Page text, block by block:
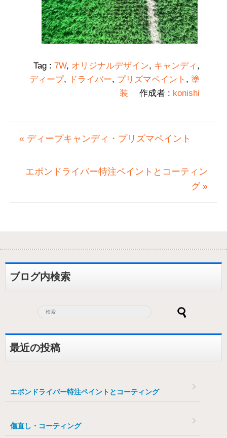
Tag : 7W, オリジナルデザイン, キャンディ ,
ディープ, ドライバー, プリズマペイント , 塗
装
作成者 : konishi
« ディープキャンディ・プリズマペイント
エポンドライバー特注ペイントとコーティン
グ »
ブログ内検索
最近の投稿
エポンドライバー特注ペイントとコーティング
傷直し・コーティング